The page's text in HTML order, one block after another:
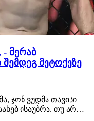
მერაბ
მეტოქეზე
ჯონ ვუდმა თავისი
ისაუბრა. თუ არ